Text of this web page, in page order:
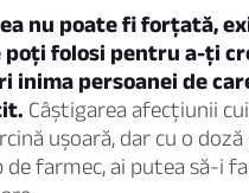
nu poate fi forțată,
poți folosi pentru a-ți
inima persoanei de
Câștigarea afecțiunii
ușoară, dar cu o
farmec, ai putea să-i